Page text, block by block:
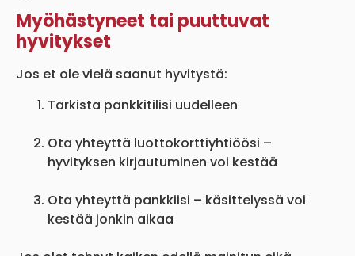
Myöhästyneet tai puuttuvat
hyvitykset
Jos et ole vielä saanut hyvitystä:
Tarkista pankkitilisi uudelleen
Ota yhteyttä luottokorttiyhtiöösi –
hyvityksen kirjautuminen voi kestää
Ota yhteyttä pankkiisi – käsittelyssä voi
kestää jonkin aikaa